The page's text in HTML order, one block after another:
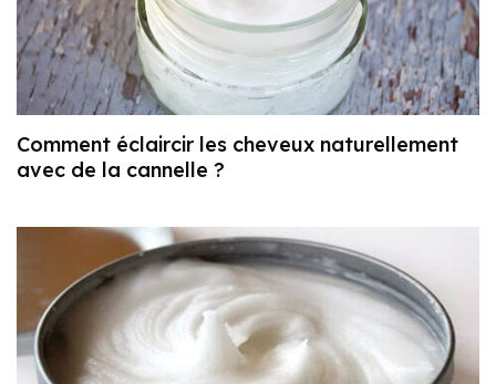
Comment éclaircir les cheveux naturellement
avec de la cannelle ?